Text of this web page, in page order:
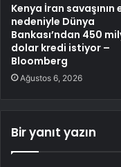
Kenya İran savaşının
nedeniyle Dünya
Bankası’ndan 450
dolar kredi istiyor –
Bloomberg
Ağustos 6, 2026
Bir yanıt yazın